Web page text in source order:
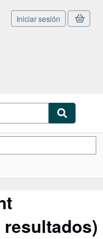
Iniciar sesión
resultados)